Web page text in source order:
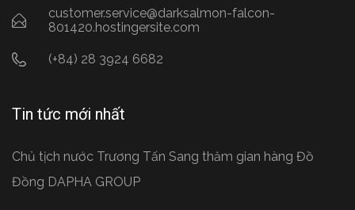
customer.service@darksalmon-falcon-
801420.hostingersite.com
(+84) 28 3924 6682
Tin tức mới nhất
Chủ tịch nước Trương Tấn Sang thăm gian hàng Đồ
Đồng DAPHA GROUP